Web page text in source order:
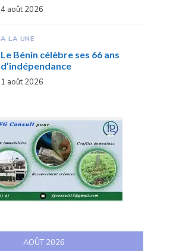
4 août 2026
A LA UNE
Le Bénin célèbre ses 66 ans
d’indépendance
1 août 2026
AOÛT 2026